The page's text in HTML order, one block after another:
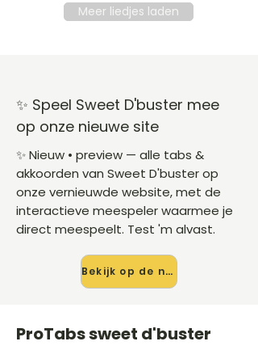
Meer liedjes laden
✨ Speel Sweet D'buster mee
op onze nieuwe site
✨ Nieuw • preview — alle tabs &
akkoorden van Sweet D'buster op
onze vernieuwde website, met de
interactieve meespeler waarmee je
direct meespeelt. Test 'm alvast.
Bekijk op de nieuwe site →
ProTabs sweet d'buster